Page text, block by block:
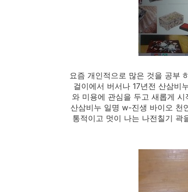
요즘 개인적으로 많은 것을 공부
걸이에서 버서나 17년전 산삼비
와 미용에 관심을 두고 새롭게
산삼비누 일명 w-진생 바이오 천
통적이고 멋이 나는 나전칠기 곽